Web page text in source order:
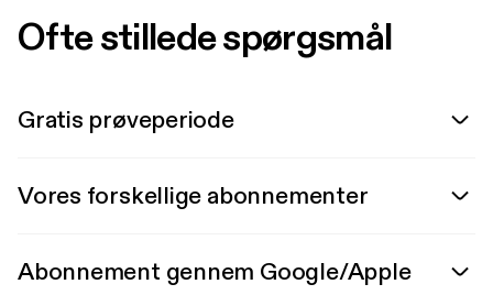
Ofte stillede spørgsmål
Gratis prøveperiode
Vores forskellige abonnementer
Abonnement gennem Google/Apple